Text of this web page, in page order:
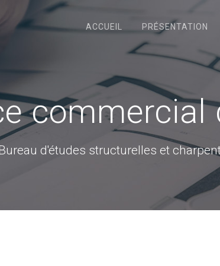
ACCUEIL PRÉSENTATION
commercial
d'études structurelles et